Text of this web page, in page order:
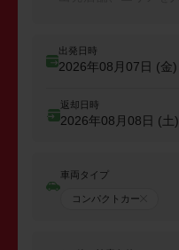
出発日時
2026年08月07日 (金)
返却日時
2026年08月08日 (土)
車両タイプ
コンパクトカー